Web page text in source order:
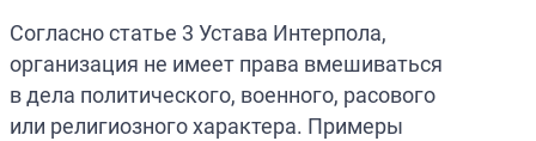
Согласно статье 3 Устава Интерпола,
организация не имеет права вмешиваться
в дела политического, военного, расового
или религиозного характера. Примеры